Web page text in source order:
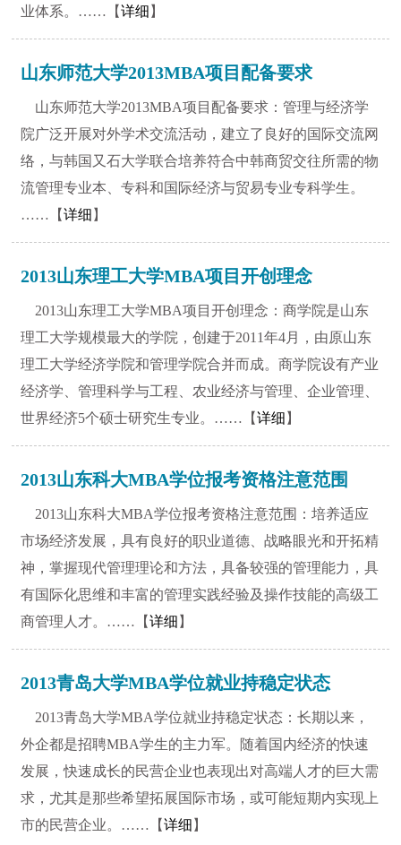
业体系。……【详细 】
山东师范大学2013MBA项目配备要求
山东师范大学2013MBA项目配备要求：管理与经济学
院广泛开展对外学术交流活动，建立了良好的国际交流网
络，与韩国又石大学联合培养符合中韩商贸交往所需的物
流管理专业本、专科和国际经济与贸易专业专科学生。
……【详细 】
2013山东理工大学MBA项目开创理念
2013山东理工大学MBA项目开创理念：商学院是山东
理工大学规模最大的学院，创建于2011年4月，由原山东
理工大学经济学院和管理学院合并而成。商学院设有产业
经济学、管理科学与工程、农业经济与管理、企业管理、
世界经济5个硕士研究生专业。……【详细 】
2013山东科大MBA学位报考资格注意范围
2013山东科大MBA学位报考资格注意范围：培养适应
市场经济发展，具有良好的职业道德、战略眼光和开拓精
神，掌握现代管理理论和方法，具备较强的管理能力，具
有国际化思维和丰富的管理实践经验及操作技能的高级工
商管理人才。……【详细 】
2013青岛大学MBA学位就业持稳定状态
2013青岛大学MBA学位就业持稳定状态：长期以来，
外企都是招聘MBA学生的主力军。随着国内经济的快速
发展，快速成长的民营企业也表现出对高端人才的巨大需
求，尤其是那些希望拓展国际市场，或可能短期内实现上
市的民营企业。……【详细 】